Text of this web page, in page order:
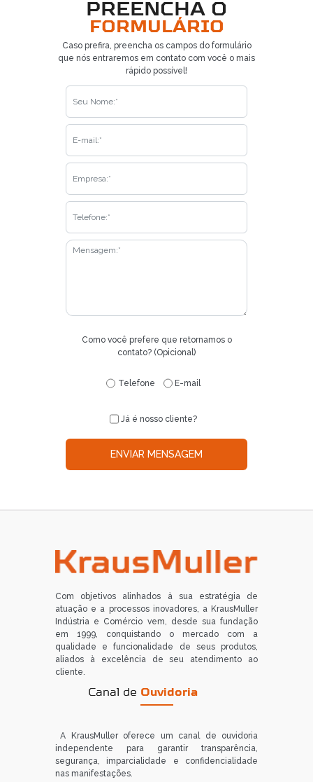
PREENCHA O
FORMULÁRIO
Caso prefira, preencha os campos do formulário
que nós entraremos em contato com você o mais
rápido possível!
Como você prefere que retornamos o
contato? (Opicional)
Telefone E-mail
Já é nosso cliente?
ENVIAR MENSAGEM
Com objetivos alinhados à sua estratégia de
atuação e a processos inovadores, a KrausMuller
Indústria e Comércio vem, desde sua fundação
em 1999, conquistando o mercado com a
qualidade e funcionalidade de seus produtos,
aliados à excelência de seu atendimento ao
cliente.
Canal de Ouvidoria
A KrausMuller oferece um canal de ouvidoria
independente para garantir transparência,
segurança, imparcialidade e confidencialidade
nas manifestações.